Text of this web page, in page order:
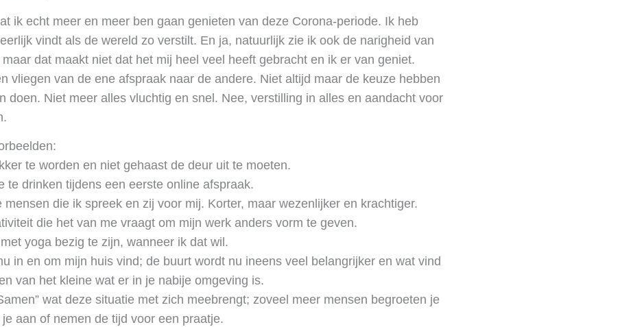
ik echt meer en meer ben gaan genieten van deze Corona-periode. Ik heb
vindt als de wereld zo verstilt. En ja, natuurlijk zie ik ook de narigheid van
dat maakt niet dat het mij heel veel heeft gebracht en ik er van geniet.
vliegen van de ene afspraak naar de andere. Niet altijd maar de keuze hebben
doen. Niet meer alles vluchtig en snel. Nee, verstilling in alles en aandacht voor
te worden en niet gehaast de deur uit te moeten.
te drinken tijdens een eerste online afspraak.
mensen die ik spreek en zij voor mij. Korter, maar wezenlijker en krachtiger.
die het van me vraagt om mijn werk anders vorm te geven.
yoga bezig te zijn, wanneer ik dat wil.
in en om mijn huis vind; de buurt wordt nu ineens veel belangrijker en wat vind
van het kleine wat er in je nabije omgeving is.
wat deze situatie met zich meebrengt; zoveel meer mensen begroeten je
aan of nemen de tijd voor een praatje.